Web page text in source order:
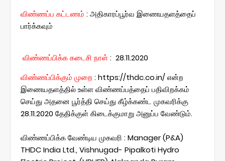
விண்ணப்ப கட்டணம் :அதிகாரப்பூர்வ இணையதளத்தைப்
பார்க்கவும்
விண்ணப்பிக்க கடைசி நாள்: 28.11.2020
விண்ணப்பிக்கும் முறை : https://thdc.co.in/ என்ற
இணையதளத்தில் உள்ள விண்ணப்பத்தைப் பதிவிறக்கம்
செய்து அதனை பூர்த்தி செய்து கீழ்க்கண்ட முகவரிக்கு
28.11.2020 தேதிக்குள் கிடைக்குமாறு அனுப்ப வேண்டும்.
விண்ணப்பிக்க வேண்டிய முகவரி : Manager (P&A)
THDC India Ltd., Vishnugad- Pipalkoti Hydro